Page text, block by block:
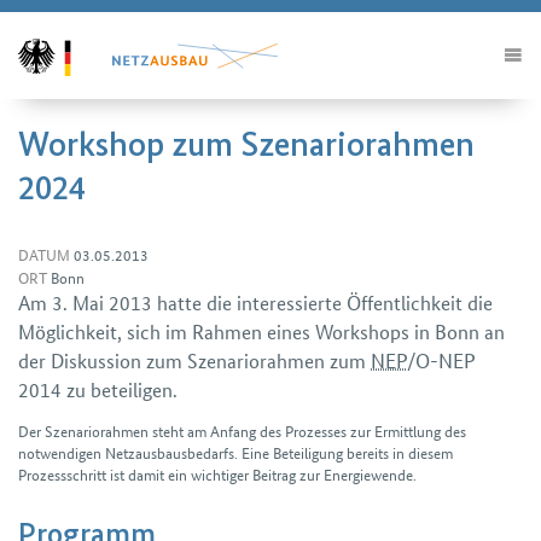
Workshop zum Szenariorahmen
2024
DATUM 03.05.2013
ORT Bonn
Am 3. Mai 2013 hatte die interessierte Öffentlichkeit die
Möglichkeit, sich im Rahmen eines Workshops in Bonn an
der Diskussion zum Szenariorahmen zum NEP/O-NEP
2014 zu beteiligen.
Der Szenariorahmen steht am Anfang des Prozesses zur Ermittlung des
notwendigen Netzausbausbedarfs. Eine Beteiligung bereits in diesem
Prozessschritt ist damit ein wichtiger Beitrag zur Energiewende.